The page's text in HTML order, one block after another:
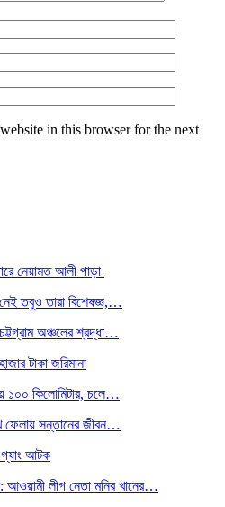
in this browser for the next
নেয়ামত আলী পাড়া
তবুও তারা বিশেষজ্ঞ,…
অঞ্চলের শ্রদ্ধা…
টাকা জরিমানা
১০০ কিলোমিটার, চলে…
ফেলায় সন্তানের জীবন…
গ্যাং আটক
লীগ নেতা মনির খানের…